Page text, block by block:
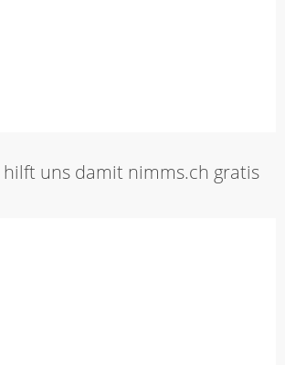
hilft uns damit nimms.ch gratis